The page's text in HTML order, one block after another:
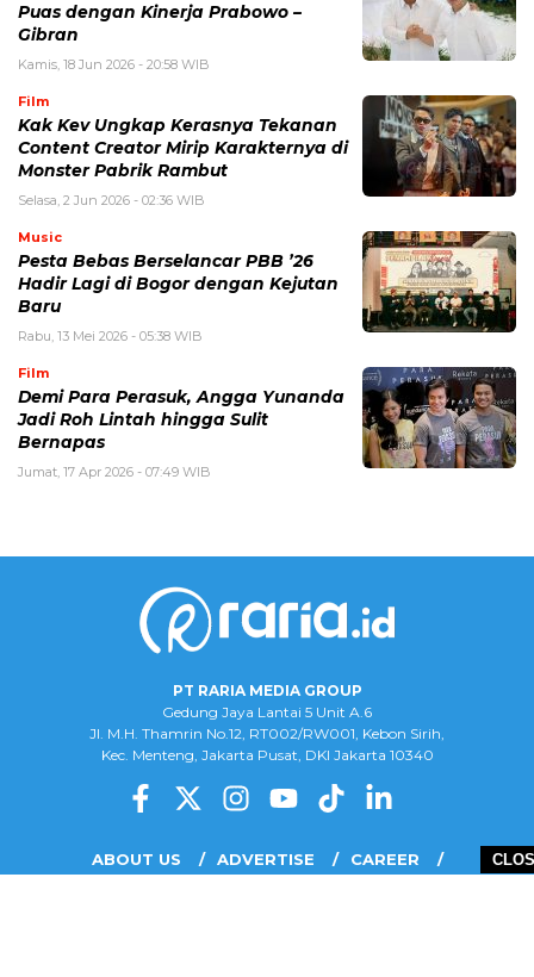
Puas dengan Kinerja Prabowo –
Gibran
Kamis, 18 Jun 2026 - 20:58 WIB
Film
Kak Kev Ungkap Kerasnya Tekanan
Content Creator Mirip Karakternya di
Monster Pabrik Rambut
Selasa, 2 Jun 2026 - 02:36 WIB
Music
Pesta Bebas Berselancar PBB ’26
Hadir Lagi di Bogor dengan Kejutan
Baru
Rabu, 13 Mei 2026 - 05:38 WIB
Film
Demi Para Perasuk, Angga Yunanda
Jadi Roh Lintah hingga Sulit
Bernapas
Jumat, 17 Apr 2026 - 07:49 WIB
PT RARIA MEDIA GROUP
Gedung Jaya Lantai 5 Unit A.6
Jl. M.H. Thamrin No.12, RT002/RW001, Kebon Sirih,
Kec. Menteng, Jakarta Pusat, DKI Jakarta 10340
ABOUT US ADVERTISE
CAREER